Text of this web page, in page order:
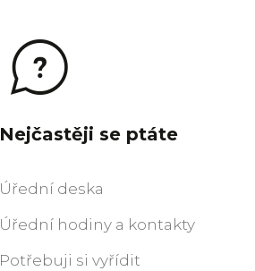
Nejčastěji se ptáte
Úřední deska
Úřední hodiny a kontakty
Potřebuji si vyřídit